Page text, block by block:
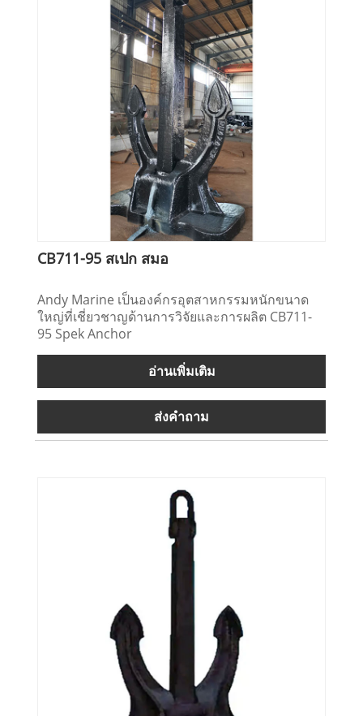
CB711-95 สเปก สมอ
Andy Marine เป็นองค์กรอุตสาหกรรมหนักขนาด
ใหญ่ที่เชี่ยวชาญด้านการวิจัยและการผลิต CB711-
95 Spek Anchor
อ่านเพิ่มเติม
ส่งคำถาม